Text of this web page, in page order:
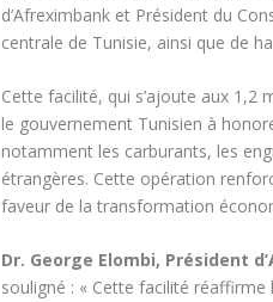
d’Afreximbank et Président du
centrale de Tunisie, ainsi que de
Cette facilité, qui s’ajoute aux 1,2
le gouvernement Tunisien à
notamment les carburants, les
étrangères. Cette opération
faveur de la transformation
Dr. George Elombi, Président
souligné : « Cette facilité